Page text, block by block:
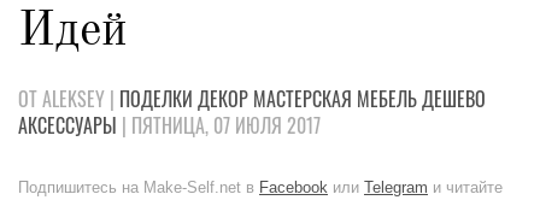
Идей
ОТ ALEKSEY | ПОДЕЛКИ ДЕКОР МАСТЕРСКАЯ МЕБЕЛЬДЕШЕВО
АКСЕССУАРЫ | ПЯТНИЦА, 07 ИЮЛЯ 2017
Подпишитесь на Make-Self.net в Facebook или Telegram и читайте